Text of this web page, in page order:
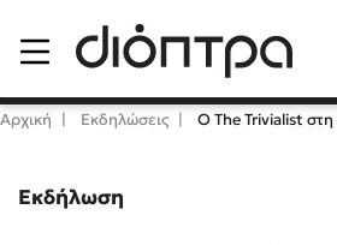
Δημοφιλή Βιβλία
Αρχική Εκδηλώσεις Ο The Trivialist
Εκδήλωση